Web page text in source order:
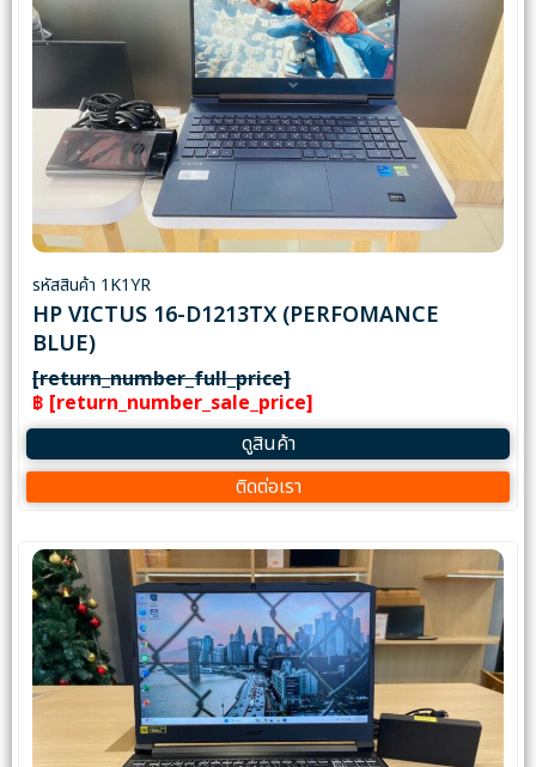
รหัสสินค้า 1K1YR
HP VICTUS 16-D1213TX (PERFOMANCE
BLUE)
[return_number_full_price]
฿ [return_number_sale_price]
ดูสินค้า
ติดต่อเรา